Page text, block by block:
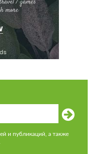
и публикаций, а также